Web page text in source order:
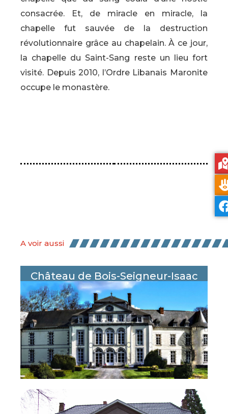
consacrée. Et, de miracle en miracle, la
chapelle fut sauvée de la destruction
révolutionnaire grâce au chapelain. À ce jour,
la chapelle du Saint-Sang reste un lieu fort
visité. Depuis 2010, l’Ordre Libanais Maronite
occupe le monastère.
A voir aussi
Château de Bois-Seigneur-Isaac